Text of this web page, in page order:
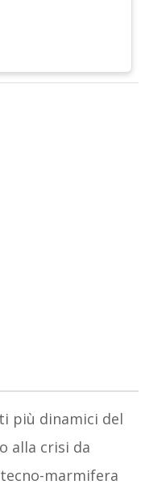
più dinamici del
alla crisi da
marmifera